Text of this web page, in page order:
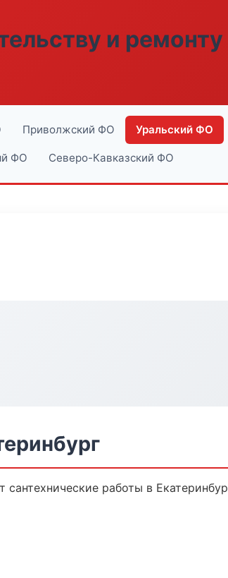
и ремонту
Приволжский ФО Уральский ФО
ФО Северо-Кавказский ФО
работы в